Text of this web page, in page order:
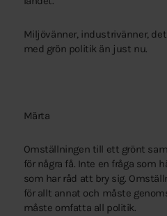
Miljövänner, industrivänner,
med grön politik än just nu.
Märta
Omställningen till ett grönt
för några få. Inte en fråga som
som har råd att bry sig.
för allt annat och måste
måste omfatta all politik.